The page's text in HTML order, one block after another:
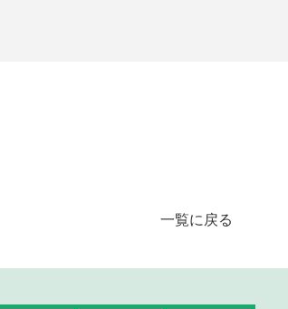
一覧に戻る